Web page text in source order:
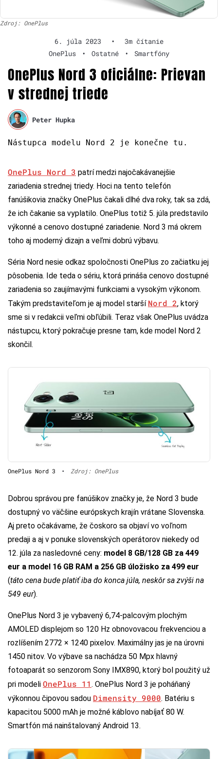
Zdroj: OnePlus
6. júla 2023 •
3m čítanie
OnePlus
• Ostatné • Smartfóny
OnePlus Nord 3 oficiálne: Prievan
v strednej triede
Peter Hupka
Nástupca modelu Nord 2 je konečne tu.
OnePlus Nord 3 patrí medzi najočakávanejšie
zariadenia strednej triedy. Hoci na tento telefón
fanúšikovia značky OnePlus čakali dlhé dva roky, tak sa zdá,
že ich čakanie sa vyplatilo. OnePlus totiž 5. júla predstavilo
výkonné a cenovo dostupné zariadenie. Nord 3 má okrem
toho aj moderný dizajn a veľmi dobrú výbavu.
Séria Nord nesie odkaz spoločnosti OnePlus zo začiatku jej
pôsobenia. Ide teda o sériu, ktorá prináša cenovo dostupné
zariadenia so zaujímavými funkciami a vysokým výkonom.
Takým predstaviteľom je aj model starší Nord 2, ktorý
sme si v redakcii veľmi obľúbili. Teraz však OnePlus uvádza
nástupcu, ktorý pokračuje presne tam, kde model Nord 2
skončil.
OnePlus Nord 3 • Zdroj: OnePlus
Dobrou správou pre fanúšikov značky je, že Nord 3 bude
dostupný vo väčšine európskych krajín vrátane Slovenska.
Aj preto očakávame, že čoskoro sa objaví vo voľnom
predaji a aj v ponuke slovenských operátorov niekedy od
12. júla za nasledovné ceny: model 8 GB/128 GB za 449
eur a model 16 GB RAM a 256 GB úložisko za 499 eur
(táto cena bude platiť iba do konca júla, neskôr sa zvýši na
549 eur).
OnePlus Nord 3 je vybavený 6,74-palcovým plochým
AMOLED displejom so 120 Hz obnovovacou frekvenciou a
rozlíšením 2772 × 1240 pixelov. Maximálny jas je na úrovni
1450 nitov. Vo výbave sa nachádza 50 Mpx hlavný
fotoaparát so senzorom Sony IMX890, ktorý bol použitý už
pri modeli OnePlus 11. OnePlus Nord 3 je poháňaný
výkonnou čipovou sadou Dimensity 9000. Batériu s
kapacitou 5000 mAh je možné káblovo nabíjať 80 W.
Smartfón má nainštalovaný Android 13.